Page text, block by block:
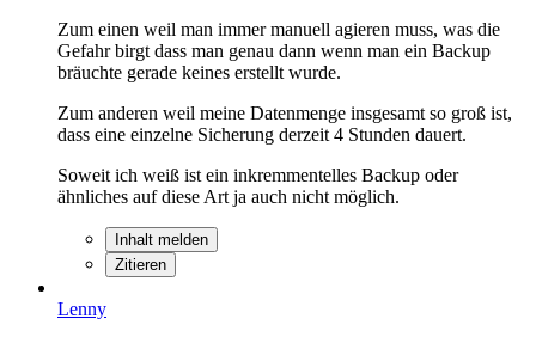
Zum einen weil man immer manuell agieren muss, was die
Gefahr birgt dass man genau dann wenn man ein Backup
bräuchte gerade keines erstellt wurde.
Zum anderen weil meine Datenmenge insgesamt so groß ist,
dass eine einzelne Sicherung derzeit 4 Stunden dauert.
Soweit ich weiß ist ein inkremmentelles Backup oder
ähnliches auf diese Art ja auch nicht möglich.
Inhalt melden
Zitieren
Lenny